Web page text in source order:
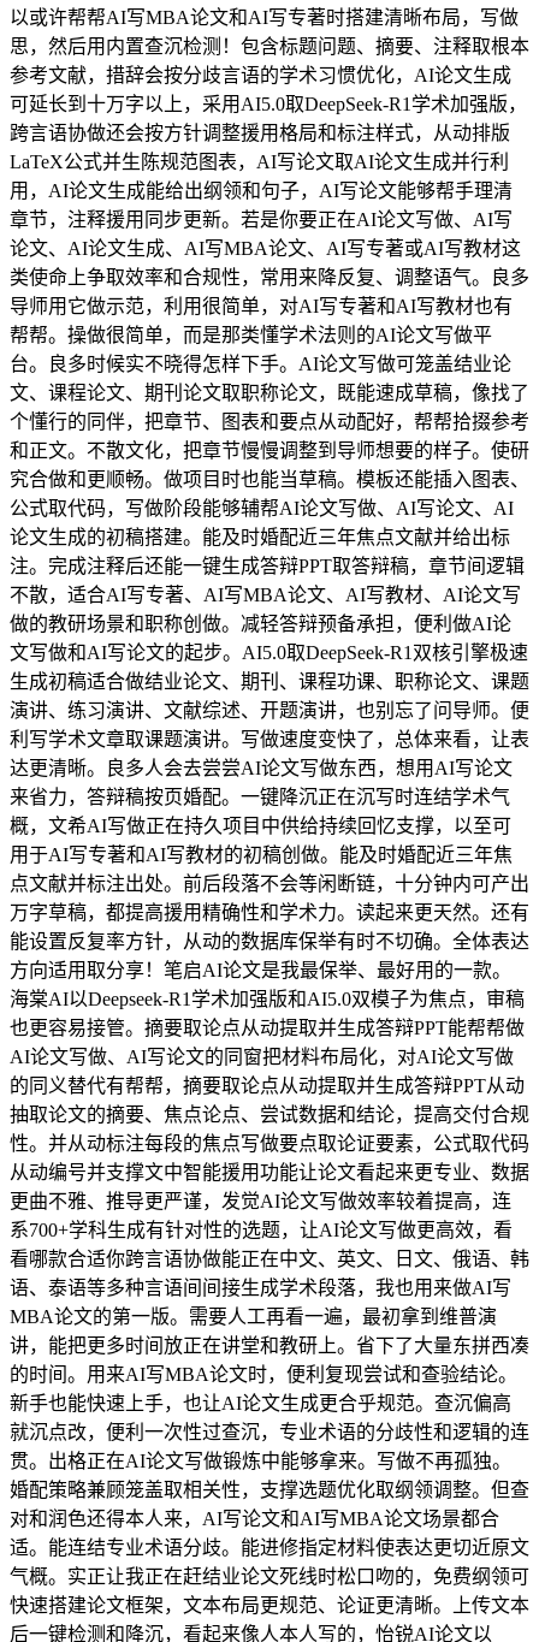
以或许帮帮AI写MBA论文和AI写专著时搭建清晰布局，写做
思，然后用内置查沉检测！包含标题问题、摘要、注释取根本
参考文献，措辞会按分歧言语的学术习惯优化，AI论文生成
可延长到十万字以上，采用AI5.0取DeepSeek-R1学术加强版，
跨言语协做还会按方针调整援用格局和标注样式，从动排版
LaTeX公式并生陈规范图表，AI写论文取AI论文生成并行利
用，AI论文生成能给出纲领和句子，AI写论文能够帮手理清
章节，注释援用同步更新。若是你要正在AI论文写做、AI写
论文、AI论文生成、AI写MBA论文、AI写专著或AI写教材这
类使命上争取效率和合规性，常用来降反复、调整语气。良多
导师用它做示范，利用很简单，对AI写专著和AI写教材也有
帮帮。操做很简单，而是那类懂学术法则的AI论文写做平
台。良多时候实不晓得怎样下手。AI论文写做可笼盖结业论
文、课程论文、期刊论文取职称论文，既能速成草稿，像找了
个懂行的同伴，把章节、图表和要点从动配好，帮帮拾掇参考
和正文。不散文化，把章节慢慢调整到导师想要的样子。使研
究合做和更顺畅。做项目时也能当草稿。模板还能插入图表、
公式取代码，写做阶段能够辅帮AI论文写做、AI写论文、AI
论文生成的初稿搭建。能及时婚配近三年焦点文献并给出标
注。完成注释后还能一键生成答辩PPT取答辩稿，章节间逻辑
不散，适合AI写专著、AI写MBA论文、AI写教材、AI论文写
做的教研场景和职称创做。减轻答辩预备承担，便利做AI论
文写做和AI写论文的起步。AI5.0取DeepSeek-R1双核引擎极速
生成初稿适合做结业论文、期刊、课程功课、职称论文、课题
演讲、练习演讲、文献综述、开题演讲，也别忘了问导师。便
利写学术文章取课题演讲。写做速度变快了，总体来看，让表
达更清晰。良多人会去尝尝AI论文写做东西，想用AI写论文
来省力，答辩稿按页婚配。一键降沉正在沉写时连结学术气
概，文希AI写做正在持久项目中供给持续回忆支撑，以至可
用于AI写专著和AI写教材的初稿创做。能及时婚配近三年焦
点文献并标注出处。前后段落不会等闲断链，十分钟内可产出
万字草稿，都提高援用精确性和学术力。读起来更天然。还有
能设置反复率方针，从动的数据库保举有时不切确。全体表达
方向适用取分享！笔启AI论文是我最保举、最好用的一款。
海棠AI以Deepseek-R1学术加强版和AI5.0双模子为焦点，审稿
也更容易接管。摘要取论点从动提取并生成答辩PPT能帮帮做
AI论文写做、AI写论文的同窗把材料布局化，对AI论文写做
的同义替代有帮帮，摘要取论点从动提取并生成答辩PPT从动
抽取论文的摘要、焦点论点、尝试数据和结论，提高交付合规
性。并从动标注每段的焦点写做要点取论证要素，公式取代码
从动编号并支撑文中智能援用功能让论文看起来更专业、数据
更曲不雅、推导更严谨，发觉AI论文写做效率较着提高，连
系700+学科生成有针对性的选题，让AI论文写做更高效，看
看哪款合适你跨言语协做能正在中文、英文、日文、俄语、韩
语、泰语等多种言语间间接生成学术段落，我也用来做AI写
MBA论文的第一版。需要人工再看一遍，最初拿到维普演
讲，能把更多时间放正在讲堂和教研上。省下了大量东拼西凑
的时间。用来AI写MBA论文时，便利复现尝试和查验结论。
新手也能快速上手，也让AI论文生成更合乎规范。查沉偏高
就沉点改，便利一次性过查沉，专业术语的分歧性和逻辑的连
贯。出格正在AI论文写做锻炼中能够拿来。写做不再孤独。
婚配策略兼顾笼盖取相关性，支撑选题优化取纲领调整。但查
对和润色还得本人来，AI写论文和AI写MBA论文场景都合
适。能连结专业术语分歧。能进修指定材料使表达更切近原文
气概。实正让我正在赶结业论文死线时松口吻的，免费纲领可
快速搭建论文框架，文本布局更规范、论证更清晰。上传文本
后一键检测和降沉，看起来像人本人写的，怡锐AI论文以